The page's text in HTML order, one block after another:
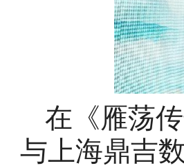
在《雁荡
与上海鼎吉